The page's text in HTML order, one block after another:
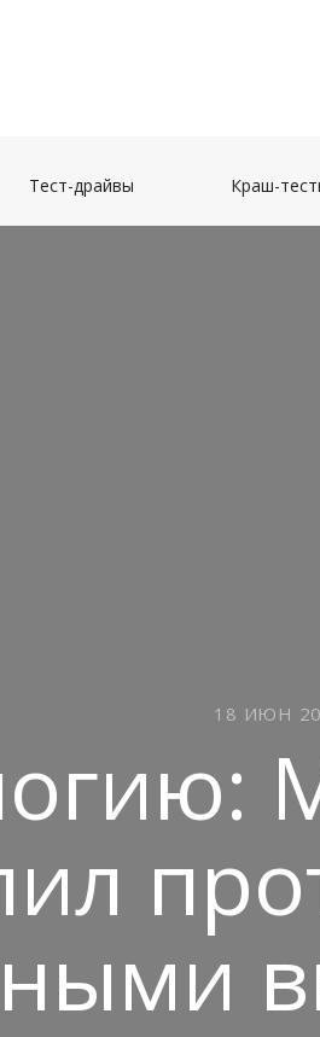
Тест-драйвы Краш-
18 ИЮН